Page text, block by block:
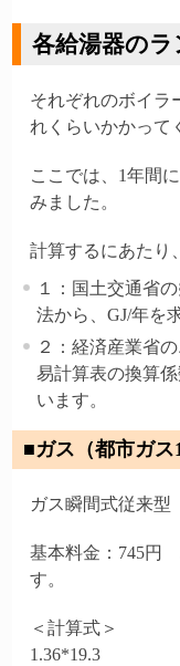
各給湯器の
それぞれのボイラ
れくらいかかって
ここでは、1年間
みました。
計算するにあたり、
１：国土交通省
法から、GJ/年を
２：経済産業省
易計算表の換算
います。
■ガス（都市ガ
ガス瞬間式従来型
基本料金：745円
す。
＜計算式＞
1.36*19.3